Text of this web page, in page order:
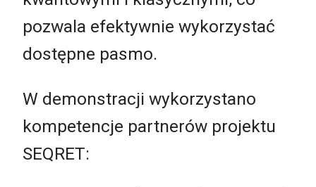
pozwala efektywnie wykorzystać
dostępne pasmo.
W demonstracji wykorzystano
kompetencje partnerów projektu
SEQRET: